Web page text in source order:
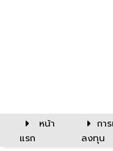
หน้า
แรก
กา
ลงทุน